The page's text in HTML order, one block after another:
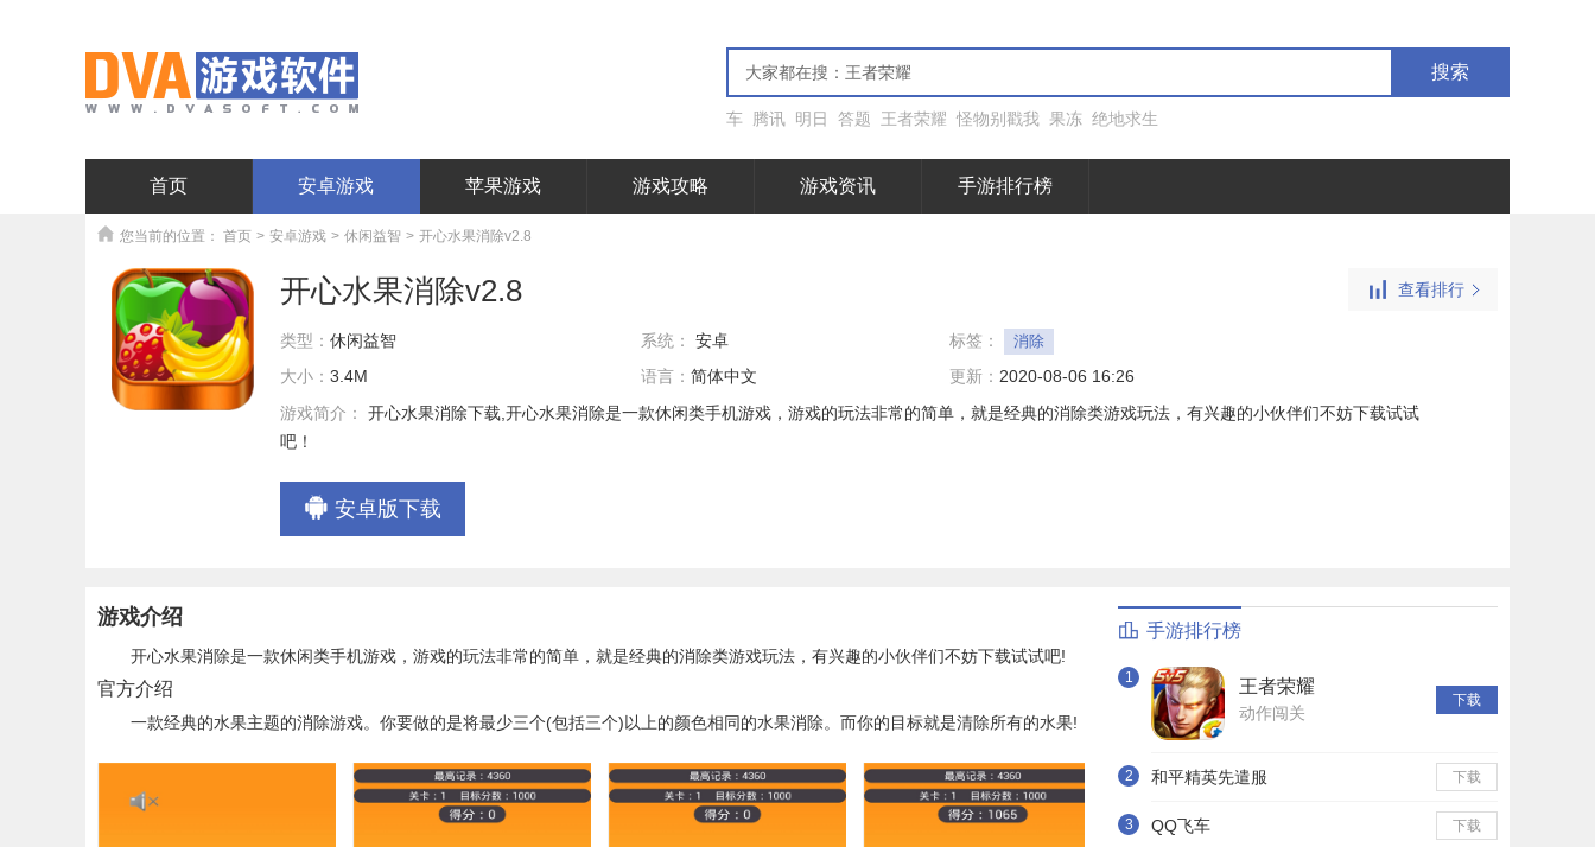
搜索
车 腾讯 明日 答题 王者荣耀 怪物别戳我 果冻 绝地求生
首页 安卓游戏 苹果游戏 游戏攻略 游戏资讯 手游排行榜
您当前的位置： 首页 > 安卓游戏 > 休闲益智 > 开心水果消除v2.8
开心水果消除v2.8
类型： 休闲益智 系统： 安卓 标签： 消除
大小： 3.4M 语言： 简体中文 更新： 2020-08-06 16:26
游戏简介：
开心水果消除下载,开心水果消除是一款休闲类手机游戏，游戏的玩法非常的简单，就是经典的消除类游戏玩法，有兴趣的小伙伴们不妨下载试试
吧！
安卓版下载
查看排行
游戏介绍
开心水果消除是一款休闲类手机游戏，游戏的玩法非常的简单，就是经典的消除类游戏玩法，有兴趣的小伙伴们不妨下载试试吧!
官方介绍
一款经典的水果主题的消除游戏。你要做的是将最少三个(包括三个)以上的颜色相同的水果消除。而你的目标就是清除所有的水果!
手游排行榜
1 王者荣耀
动作闯关
下载
2 和平精英先遣服 下载
3 QQ飞车 下载